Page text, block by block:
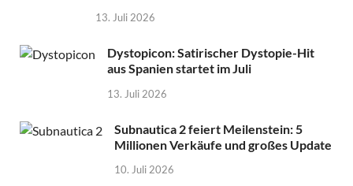
13. Juli 2026
Dystopicon: Satirischer Dystopie-Hit
aus Spanien startet im Juli
13. Juli 2026
Subnautica 2 feiert Meilenstein: 5
Millionen Verkäufe und großes Update
10. Juli 2026